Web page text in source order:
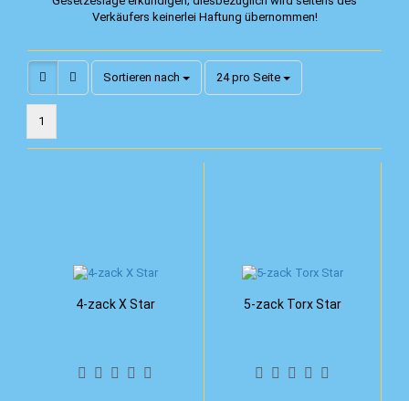
Verkäufers keinerlei Haftung übernommen!
Sortieren nach
Sortieren nach 24 pro Seite
pro Seite
1
4-zack X Star 5-zack Torx Star